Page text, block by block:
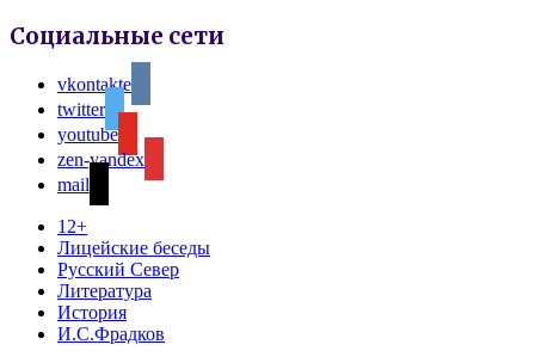
Социальные сети
vkontakte
twitter
youtube
zen-yandex
mail
12+
Лицейские беседы
Русский Север
Литература
История
И.С.Фрадков